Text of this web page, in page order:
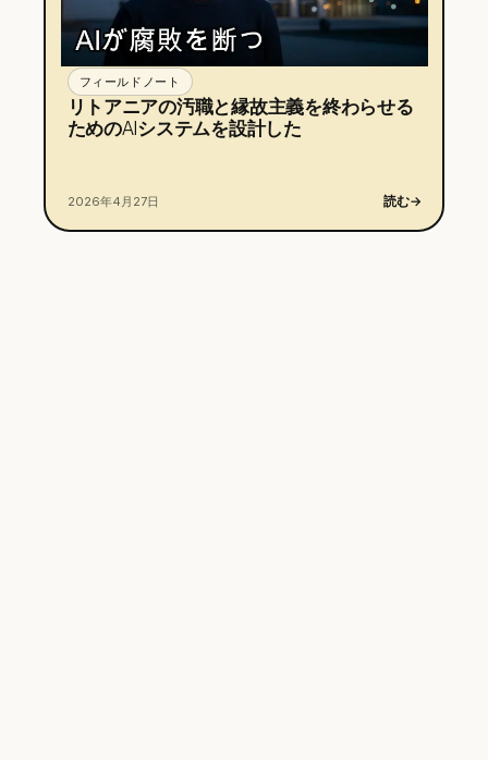
フィールドノート
リトアニアの汚職と縁故主義を終わらせる
ためのAIシステムを設計した
2026年4月27日 読む→